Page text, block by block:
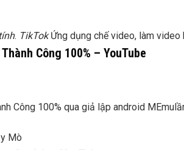
. TikTokỨng dụng chế video, làm video
Công 100% – YouTube
Công 100% qua giả lập android
Mò